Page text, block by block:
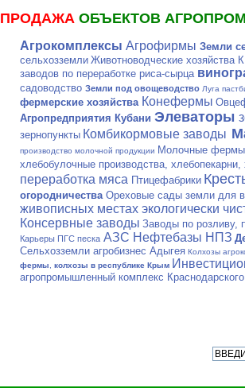
ПРОДАЖА ОБЪЕКТОВ
Агрокомплексы Агрофирмы Земли
сельхозземли Животноводческие хозяйства
заводов по переработке риса-сырца
садоводство Земли под овощеводство Луга
фермерские хозяйства Конефермы
Агропредприятия Кубани Элеваторы
зернопункты Комбикормовые заводы
производство молочной продукции Молочные фермы
хлебобулочные производства,
переработка мяса Птицефабрики
огородничества Ореховые сады земли для
живописных местах экологически
Консервные заводы Заводы по розливу,
Карьеры ПГС песка АЗС Нефтебазы НПЗ
Сельхозземли агробизнес Адыгея Колхозы
фермы
колхозы в республике Крым
агропромышленный комплекс Краснодарского